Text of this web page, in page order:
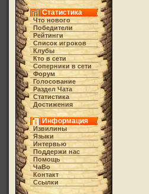
Статистика
Что нового
Победители
Рейтинги
Список игроков
Клубы
Кто в cети
Соперники в сети
Форум
Голосование
Раздел Чата
Статистика
Достижения
Информация
Извилины
Языки
Интервью
Поддержи нас
Помощь
ЧаВо
Контакт
Ссылки